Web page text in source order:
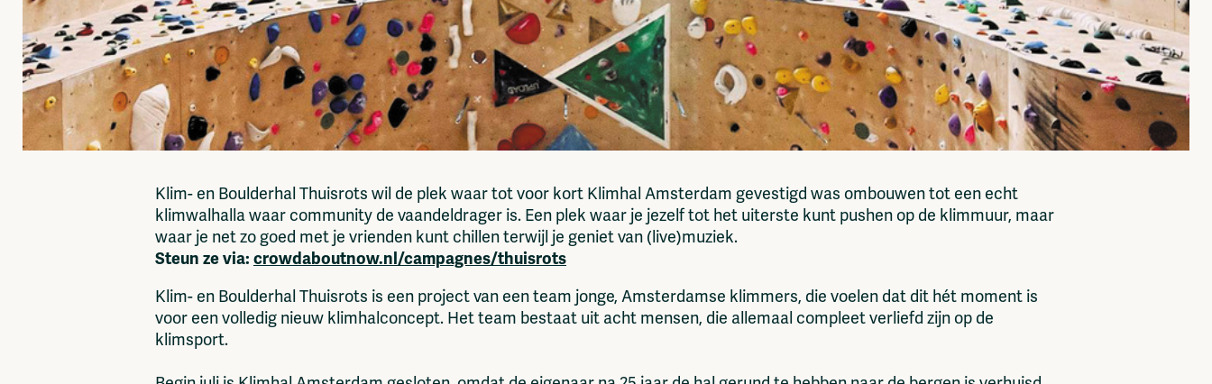
Klim- en Boulderhal Thuisrots wil de plek waar tot voor kort Klimhal Amsterdam gevestigd was ombouwen tot een echt
klimwalhalla waar community de vaandeldrager is. Een plek waar je jezelf tot het uiterste kunt pushen op de klimmuur, maar
waar je net zo goed met je vrienden kunt chillen terwijl je geniet van (live)muziek.
Steun ze via: crowdaboutnow.nl/campagnes/thuisrots
Klim- en Boulderhal Thuisrots is een project van een team jonge, Amsterdamse klimmers, die voelen dat dit hét moment is
voor een volledig nieuw klimhalconcept. Het team bestaat uit acht mensen, die allemaal compleet verliefd zijn op de
klimsport.